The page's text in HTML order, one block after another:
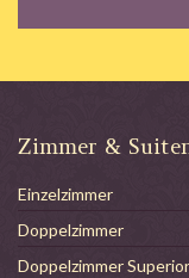
Zimmer &
Einzelzimmer
Doppelzimmer
Doppelzimmer Superior